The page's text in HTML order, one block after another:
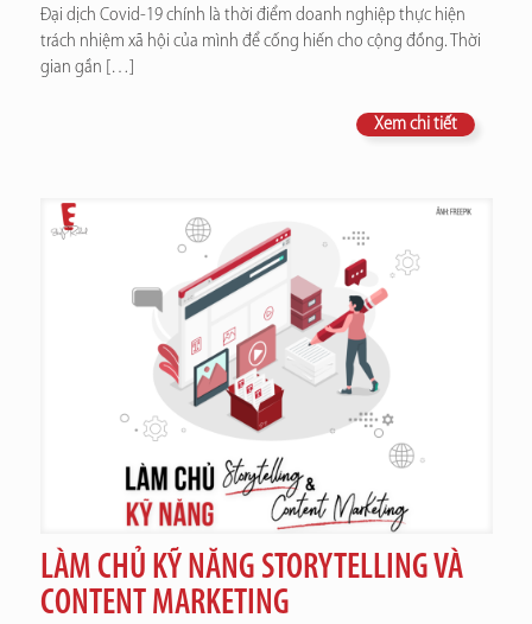
Đại dịch Covid-19 chính là thời điểm doanh nghiệp thực hiện
trách nhiệm xã hội của mình để cống hiến cho cộng đồng. Thời
gian gần […]
Xem chi tiết
LÀM CHỦ KỸ NĂNG STORYTELLING VÀ
CONTENT MARKETING